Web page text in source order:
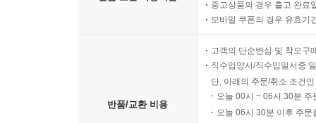
중고상품의 경우 출고 완료
모바일 쿠폰의 경우 유효기
반품/교환 비용
고객의 단순변심 및 착오구
직수입양서/직수입일서중
단, 아래의 주문/취소 조건
오늘 00시 ~ 06시 30분
오늘 06시 30분 이후 주